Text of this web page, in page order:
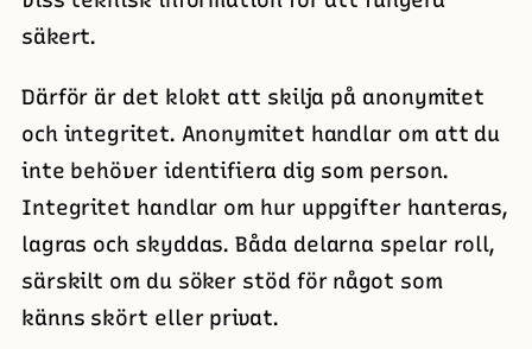
säkert.
Därför är det klokt att skilja på anonymitet
och integritet. Anonymitet handlar om att du
inte behöver identifiera dig som person.
Integritet handlar om hur uppgifter hanteras,
lagras och skyddas. Båda delarna spelar roll,
särskilt om du söker stöd för något som
känns skört eller privat.